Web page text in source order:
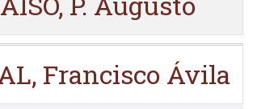
Francisco Ávila